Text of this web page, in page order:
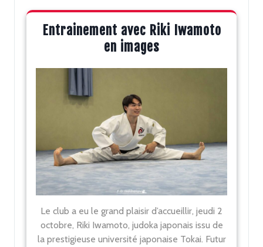
Entrainement avec Riki Iwamoto
en images
Le club a eu le grand plaisir d’accueillir, jeudi 2
octobre, Riki Iwamoto, judoka japonais issu de
la prestigieuse université japonaise Tokai. Futur